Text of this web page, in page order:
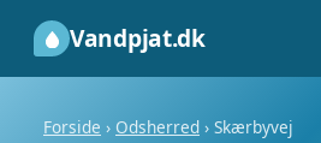
Vandpjat.dk
Forside › Odsherred › Skærbyvej